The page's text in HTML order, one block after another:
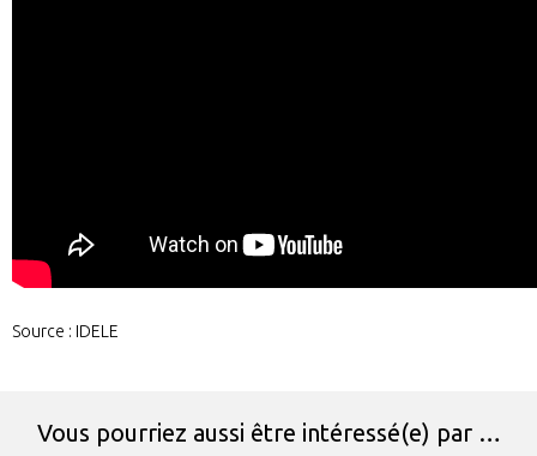
Source : IDELE
Vous pourriez aussi être intéressé(e) par …